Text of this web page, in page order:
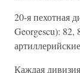
20-я пехотная
Georgescu):
Каждая